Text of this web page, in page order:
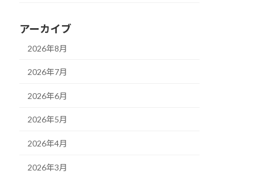
アーカイブ
2026年8月
2026年7月
2026年6月
2026年5月
2026年4月
2026年3月